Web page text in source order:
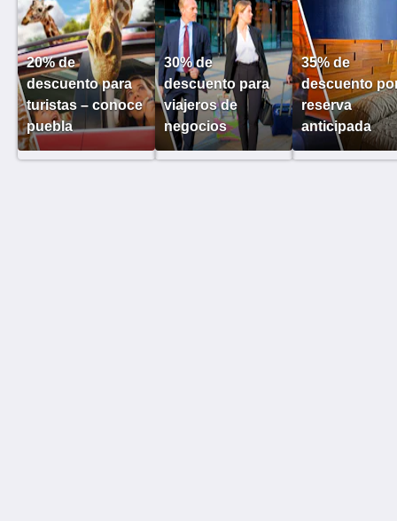
20% de
descuento para
turistas – conoce
puebla
30% de
descuento para
viajeros de
negocios
35% de
descuento
reserva
anticipada